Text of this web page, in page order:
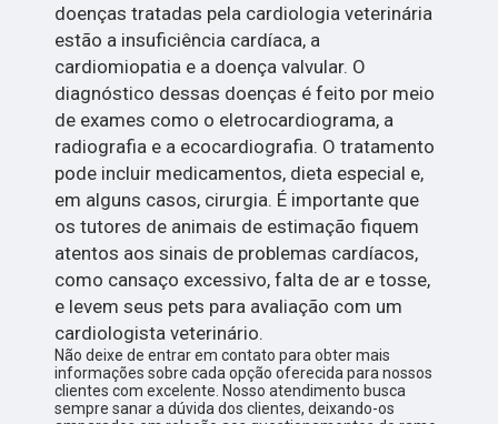
doenças tratadas pela cardiologia veterinária
estão a insuficiência cardíaca, a
cardiomiopatia e a doença valvular. O
diagnóstico dessas doenças é feito por meio
de exames como o eletrocardiograma, a
radiografia e a ecocardiografia. O tratamento
pode incluir medicamentos, dieta especial e,
em alguns casos, cirurgia. É importante que
os tutores de animais de estimação fiquem
atentos aos sinais de problemas cardíacos,
como cansaço excessivo, falta de ar e tosse,
e levem seus pets para avaliação com um
cardiologista veterinário.
Não deixe de entrar em contato para obter mais
informações sobre cada opção oferecida para nossos
clientes com excelente. Nosso atendimento busca
sempre sanar a dúvida dos clientes, deixando-os